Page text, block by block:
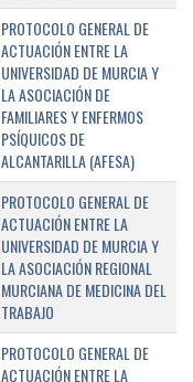
PROTOCOLO GENERAL DE
ACTUACIÓN ENTRE LA
UNIVERSIDAD DE MURCIA Y
LA ASOCIACIÓN DE
FAMILIARES Y ENFERMOS
PSÍQUICOS DE
ALCANTARILLA (AFESA)
PROTOCOLO GENERAL DE
ACTUACIÓN ENTRE LA
UNIVERSIDAD DE MURCIA Y
LA ASOCIACIÓN REGIONAL
MURCIANA DE MEDICINA DEL
TRABAJO
PROTOCOLO GENERAL DE
ACTUACIÓN ENTRE LA